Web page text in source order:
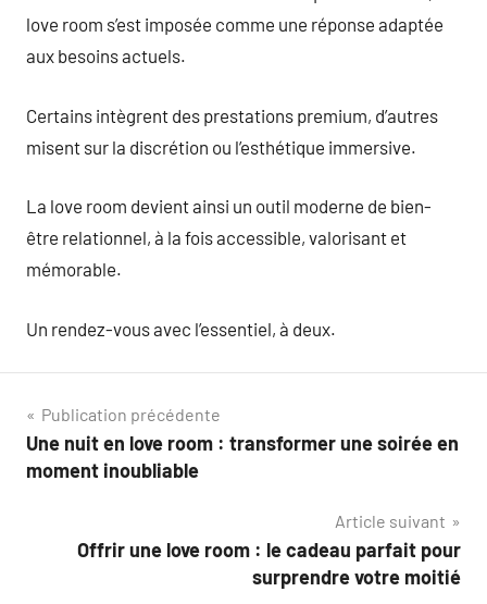
love room s’est imposée comme une réponse adaptée
aux besoins actuels.
Certains intègrent des prestations premium, d’autres
misent sur la discrétion ou l’esthétique immersive.
La love room devient ainsi un outil moderne de bien-
être relationnel, à la fois accessible, valorisant et
mémorable.
Un rendez-vous avec l’essentiel, à deux.
Navigation
de
Publication précédente
Une nuit en love room : transformer une soirée en
moment inoubliable
Article suivant
Offrir une love room : le cadeau parfait pour
surprendre votre moitié